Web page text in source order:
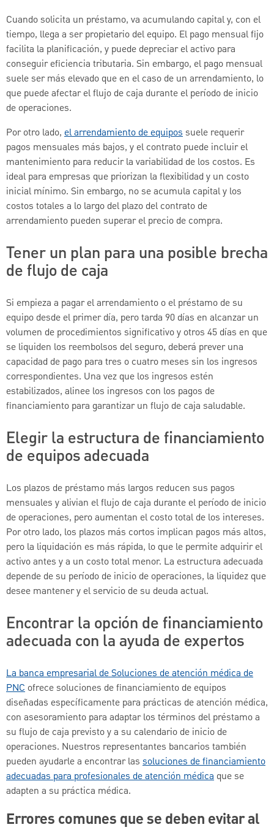
Cuando solicita un préstamo, va acumulando capital y, con el
tiempo, llega a ser propietario del equipo. El pago mensual fijo
facilita la planificación, y puede depreciar el activo para
conseguir eficiencia tributaria. Sin embargo, el pago mensual
suele ser más elevado que en el caso de un arrendamiento, lo
que puede afectar el flujo de caja durante el período de inicio
de operaciones.
Por otro lado, el arrendamiento de equipossuele requerir
pagos mensuales más bajos, y el contrato puede incluir el
mantenimiento para reducir la variabilidad de los costos. Es
ideal para empresas que priorizan la flexibilidad y un costo
inicial mínimo. Sin embargo, no se acumula capital y los
costos totales a lo largo del plazo del contrato de
arrendamiento pueden superar el precio de compra.
Tener un plan para una posible brecha
de flujo de caja
Si empieza a pagar el arrendamiento o el préstamo de su
equipo desde el primer día, pero tarda 90 días en alcanzar un
volumen de procedimientos significativo y otros 45 días en que
se liquiden los reembolsos del seguro, deberá prever una
capacidad de pago para tres o cuatro meses sin los ingresos
correspondientes. Una vez que los ingresos estén
estabilizados, alinee los ingresos con los pagos de
financiamiento para garantizar un flujo de caja saludable.
Elegir la estructura de financiamiento
de equipos adecuada
Los plazos de préstamo más largos reducen sus pagos
mensuales y alivian el flujo de caja durante el período de inicio
de operaciones, pero aumentan el costo total de los intereses.
Por otro lado, los plazos más cortos implican pagos más altos,
pero la liquidación es más rápida, lo que le permite adquirir el
activo antes y a un costo total menor. La estructura adecuada
depende de su período de inicio de operaciones, la liquidez que
desee mantener y el servicio de su deuda actual.
Encontrar la opción de financiamiento
adecuada con la ayuda de expertos
La banca empresarial de Soluciones de atención médica de
PNC ofrece soluciones de financiamiento de equipos
diseñadas específicamente para prácticas de atención médica,
con asesoramiento para adaptar los términos del préstamo a
su flujo de caja previsto y a su calendario de inicio de
operaciones. Nuestros representantes bancarios también
pueden ayudarle a encontrar las soluciones de financiamiento
adecuadas para profesionales de atención médica que se
adapten a su práctica médica.
Errores comunes que se deben evitar al